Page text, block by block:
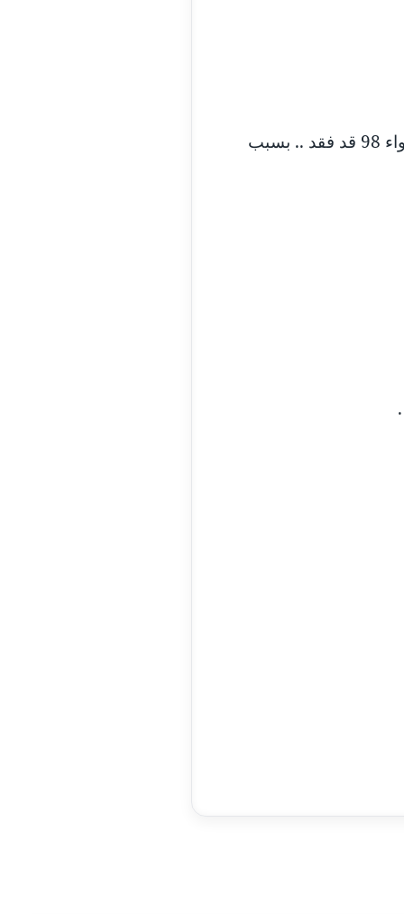
وكنت في احد حفلات التكريم .. قد قابلت قائدي السابق .. اللواء فيليب زخاري .. واخبرني ان سجل تحركات اللواء 98 قد فقد .. بسبب